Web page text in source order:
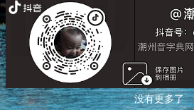
没有更多了